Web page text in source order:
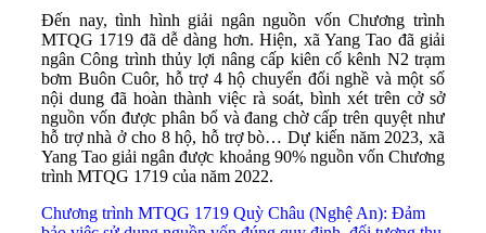
Đến nay, tình hình giải ngân nguồn vốn Chương trình
MTQG 1719 đã dễ dàng hơn. Hiện, xã Yang Tao đã giải
ngân Công trình thủy lợi nâng cấp kiên cố kênh N2 trạm
bơm Buôn Cuôr, hỗ trợ 4 hộ chuyển đổi nghề và một số
nội dung đã hoàn thành việc rà soát, bình xét trên cở sở
nguồn vốn được phân bổ và đang chờ cấp trên quyệt như
hỗ trợ nhà ở cho 8 hộ, hỗ trợ bò… Dự kiến năm 2023, xã
Yang Tao giải ngân được khoảng 90% nguồn vốn Chương
trình MTQG 1719 của năm 2022.
Chương trình MTQG 1719 Quỳ Châu (Nghệ An): Đảm